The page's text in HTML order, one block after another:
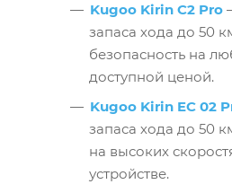
Kugoo Kirin C2 Pro
запаса хода до 50
безопасность на
доступной ценой.
Kugoo Kirin EC 02
запаса хода до 50
на высоких
устройстве.